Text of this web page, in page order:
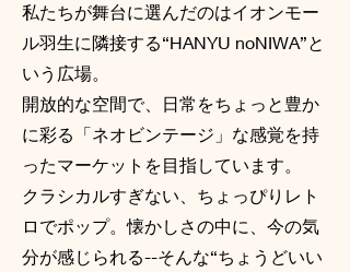
私たちが舞台に選んだのはイオンモー
ル羽生に隣接する“HANYU noNIWA”と
いう広場。
開放的な空間で、日常をちょっと豊か
に彩る「ネオビンテージ」な感覚を持
ったマーケットを目指しています。
クラシカルすぎない、ちょっぴりレト
ロでポップ。懐かしさの中に、今の気
分が感じられる--そんな“ちょうどいい